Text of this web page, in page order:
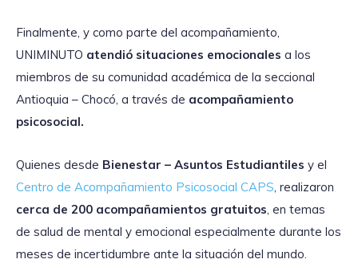
Finalmente, y como parte del acompañamiento,
UNIMINUTO atendió situaciones emocionales a los
miembros de su comunidad académica de la seccional
Antioquia – Chocó, a través de acompañamiento
psicosocial.
Quienes desde Bienestar – Asuntos Estudiantiles y el
Centro de Acompañamiento Psicosocial CAPS , realizaron
cerca de 200 acompañamientos gratuitos , en temas
de salud de mental y emocional especialmente durante los
meses de incertidumbre ante la situación del mundo.